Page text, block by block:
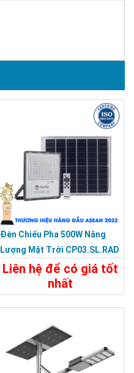
Đèn Chiếu Pha 500W Năng
Lượng Mặt Trời CP03.SL.RAD
500W.V2
Liên hệ để có giá tốt
nhất